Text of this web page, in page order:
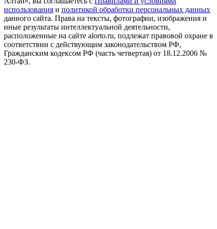
использования и политикой обработки персональных данных
данного сайта. Права на тексты, фотографии, изображения и
иные результаты интеллектуальной деятельности,
расположенные на сайте alorto.ru, подлежат правовой охране в
соответствии с действующим законодательством РФ,
Гражданским кодексом РФ (часть четвертая) от 18.12.2006 №
230-ФЗ.